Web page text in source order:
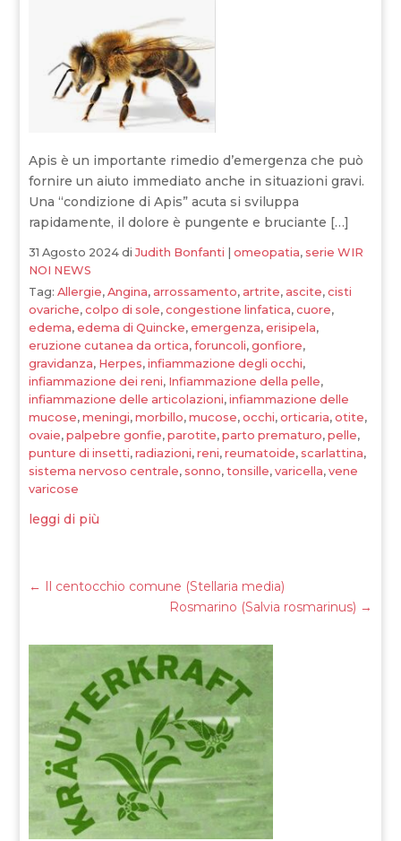
Apis è un importante rimedio d’emergenza che può
fornire un aiuto immediato anche in situazioni gravi.
Una “condizione di Apis” acuta si sviluppa
rapidamente, il dolore è pungente e bruciante […]
31 Agosto 2024 diJudith Bonfanti |omeopatia,serie WIR
NOI NEWS
Tag:Allergie,Angina, arrossamento, artrite, ascite,cisti
ovariche,colpo di sole,congestione linfatica,cuore,
edema,edema di Quincke,emergenza,erisipela,
eruzione cutanea da ortica,foruncoli,gonfiore,
gravidanza, Herpes,infiammazione degli occhi,
infiammazione dei reni, Infiammazione della pelle,
infiammazione delle articolazioni,infiammazione delle
mucose,meningi,morbillo,mucose,occhi,orticaria,otite,
ovaie,palpebre gonfie,parotite,parto prematuro,pelle,
punture di insetti,radiazioni,reni,reumatoide,scarlattina,
sistema nervoso centrale,sonno,tonsille,varicella,vene
varicose
leggi di più
← Il centocchio comune (Stellaria media)
Rosmarino (Salvia rosmarinus) →